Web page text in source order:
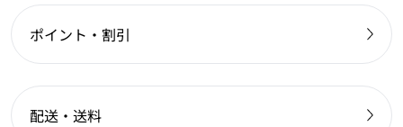
ポイント・割引
配送・送料